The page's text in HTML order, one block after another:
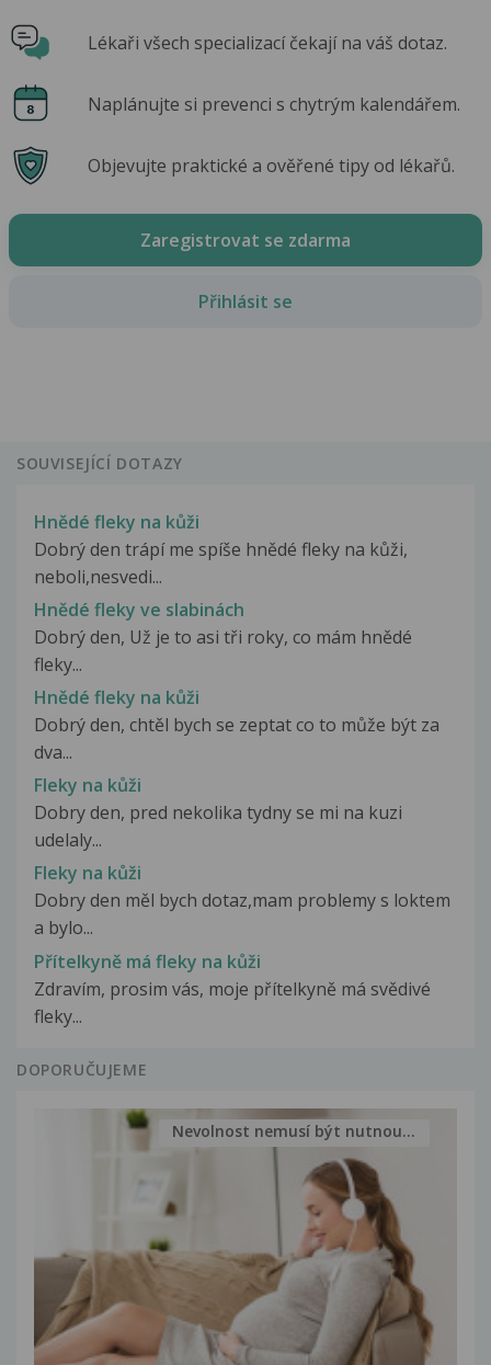
Lékaři všech specializací čekají na váš dotaz.
Naplánujte si prevenci s chytrým kalendářem.
Objevujte praktické a ověřené tipy od lékařů.
Zaregistrovat se zdarma
Přihlásit se
SOUVISEJÍCÍ DOTAZY
Hnědé fleky na kůži
Dobrý den trápí me spíše hnědé fleky na kůži,
neboli,nesvedi...
Hnědé fleky ve slabinách
Dobrý den, Už je to asi tři roky, co mám hnědé
fleky...
Hnědé fleky na kůži
Dobrý den, chtěl bych se zeptat co to může být za
dva...
Fleky na kůži
Dobry den, pred nekolika tydny se mi na kuzi
udelaly...
Fleky na kůži
Dobry den měl bych dotaz,mam problemy s loktem
a bylo...
Přítelkyně má fleky na kůži
Zdravím, prosim vás, moje přítelkyně má svědivé
fleky...
DOPORUČUJEME
Nevolnost nemusí být nutnou...